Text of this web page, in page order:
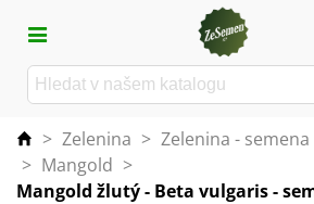
> Zelenina > Zelenina - semena
> Mangold >
Mangold žlutý - Beta vulgaris -